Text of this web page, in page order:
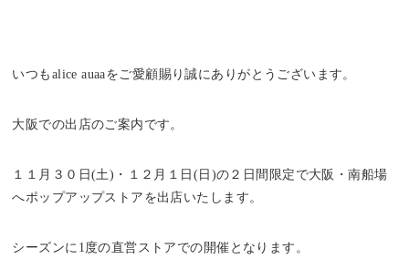
いつもalice auaaをご愛顧賜り誠にありがとうございます。
大阪での出店のご案内です。
１１月３０日(土)・１２月１日(日)の２日間限定で大阪・南船場
へポップアップストアを出店いたします。
シーズンに1度の直営ストアでの開催となります。